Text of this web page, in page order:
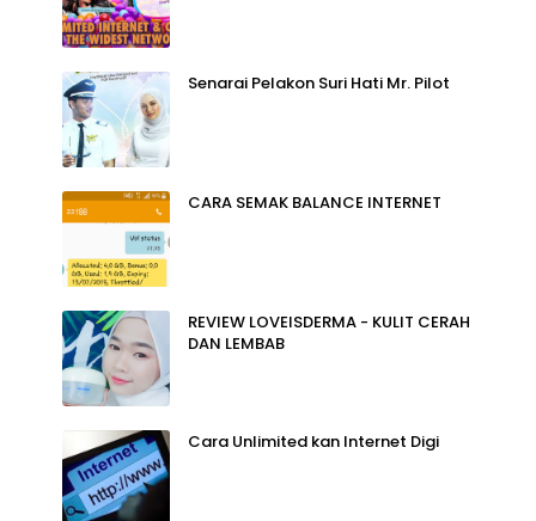
Senarai Pelakon Suri Hati Mr. Pilot
CARA SEMAK BALANCE INTERNET
REVIEW LOVEISDERMA - KULIT CERAH
DAN LEMBAB
Cara Unlimited kan Internet Digi